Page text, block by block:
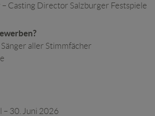
– Casting Director Salzburger Festspiele
aller Stimmfächer
– 30. Juni 2026